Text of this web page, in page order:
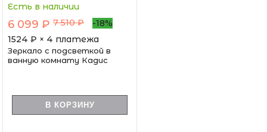
Есть в наличии
6 099 ₽ 7 510 ₽
-18%
1524 ₽ × 4 платежа
Зеркало с подсветкой в
ванную комнату Кадис
В КОРЗИНУ